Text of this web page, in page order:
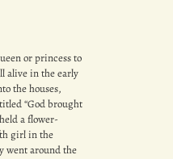
or princess to
alive in the early
the houses,
“God brought
a flower-
girl in the
went around the